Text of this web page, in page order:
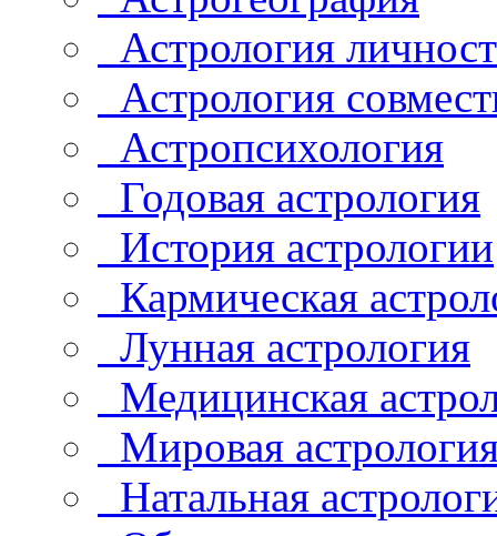
Астрология
Астрология
Астропсихология
Годовая астрология
История астрологии
Кармическая
Лунная астрология
Медицинская
Мировая
Натальная